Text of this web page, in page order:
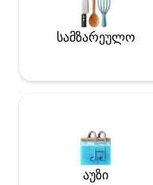
სამზარეულო
აუზი